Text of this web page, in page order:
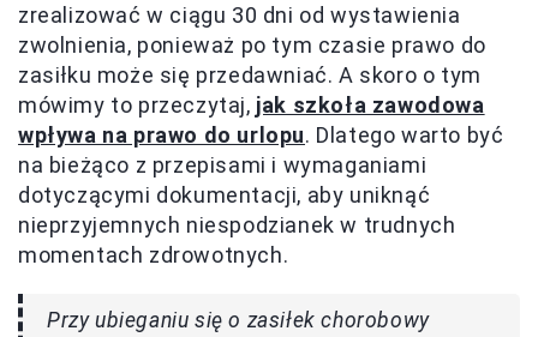
zrealizować w ciągu 30 dni od wystawienia
zwolnienia, ponieważ po tym czasie prawo do
zasiłku może się przedawniać. A skoro o tym
mówimy to przeczytaj, jak szkoła zawodowa
wpływa na prawo do urlopu. Dlatego warto być
na bieżąco z przepisami i wymaganiami
dotyczącymi dokumentacji, aby uniknąć
nieprzyjemnych niespodzianek w trudnych
momentach zdrowotnych.
Przy ubieganiu się o zasiłek chorobowy